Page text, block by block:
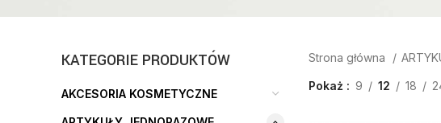
KATEGORIE PRODUKTÓW
AKCESORIA KOSMETYCZNE
Strona główna
Pokaż 9 12 18